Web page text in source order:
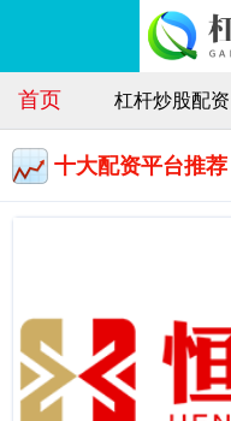
首页 杠杆炒股配资
十大配资平台推荐